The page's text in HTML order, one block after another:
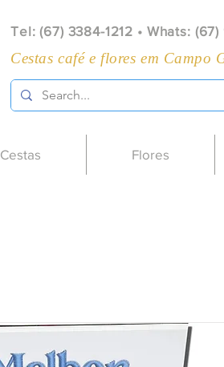
Tel: (67) 3384-1212 • Whats:
Cestas café e flores em Campo
Cestas Flores